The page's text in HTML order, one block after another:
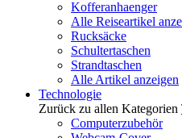
Kofferanhaenger
Alle Reiseartikel
Rucksäcke
Schultertaschen
Strandtaschen
Alle Artikel anzeigen
Technologie
Zurück zu allen Kategorien
Computerzubehör